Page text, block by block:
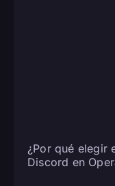
¿Por qué elegir
Discord en